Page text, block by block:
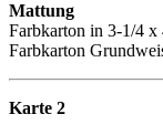
Mattung
Farbkarton in 3-1/4
Farbkarton
Karte 2